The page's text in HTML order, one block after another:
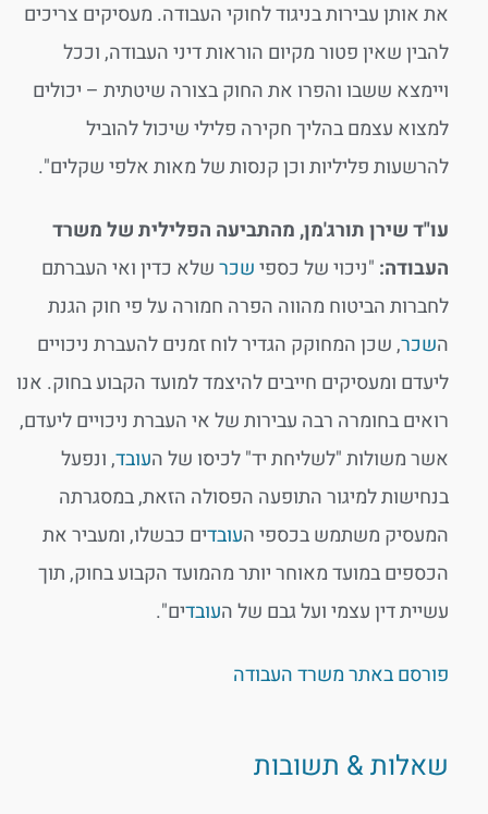
את אותן עבירות בניגוד לחוקי העבודה. מעסיקים צריכים
להבין שאין פטור מקיום הוראות דיני העבודה, וככל
ויימצא ששבו והפרו את החוק בצורה שיטתית – יכולים
למצוא עצמם בהליך חקירה פלילי שיכול להוביל
להרשעות פליליות וכן קנסות של מאות אלפי שקלים".
עו"ד שירן תורג'מן, מהתביעה הפלילית של משרד
העבודה:"ניכוי של כספישכרשלא כדין ואי העברתם
לחברות הביטוח מהווה הפרה חמורה על פי חוק הגנת
השכר, שכן המחוקק הגדיר לוח זמנים להעברת ניכויים
ליעדם ומעסיקים חייבים להיצמד למועד הקבוע בחוק. אנו
רואים בחומרה רבה עבירות של אי העברת ניכויים ליעדם,
אשר משולות "לשליחת יד" לכיסו של העובד, ונפעל
בנחישות למיגור התופעה הפסולה הזאת, במסגרתה
המעסיק משתמש בכספי העובדים כבשלו, ומעביר את
הכספים במועד מאוחר יותר מהמועד הקבוע בחוק, תוך
עשיית דין עצמי ועל גבם של העובדים".
פורסם באתר משרד העבודה
שאלות & תשובות